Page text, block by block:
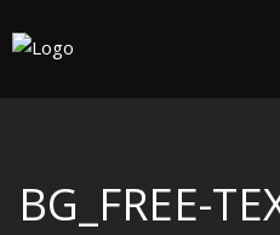
BG_FREE-